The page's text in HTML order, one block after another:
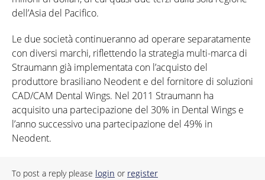
dell’Asia del Pacifico.
Le due società continueranno ad operare separatamente
con diversi marchi, riflettendo la strategia multi-marca di
Straumann già implementata con l’acquisto del
produttore brasiliano Neodent e del fornitore di soluzioni
CAD/CAM Dental Wings. Nel 2011 Straumann ha
acquisito una partecipazione del 30% in Dental Wings e
l’anno successivo una partecipazione del 49% in
Neodent.
To post a reply please login or register